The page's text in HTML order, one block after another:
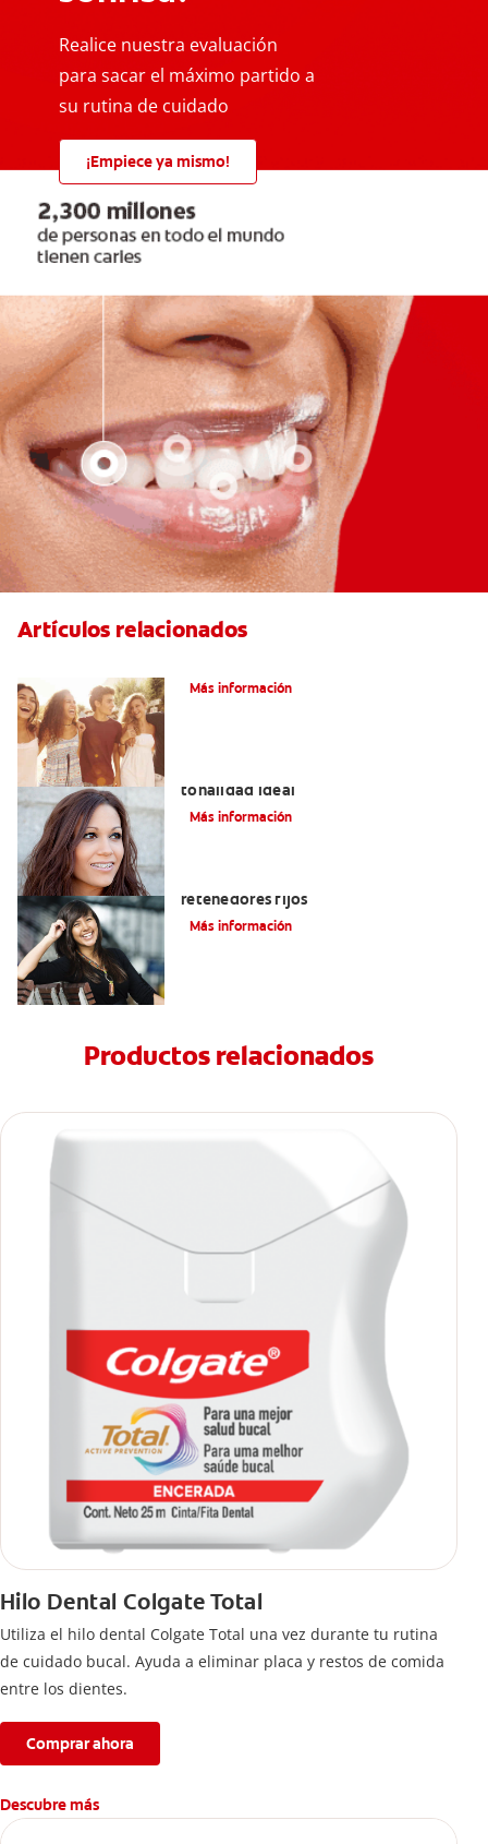
Realice nuestra evaluación
para sacar el máximo partido a
su rutina de cuidado
¡Empiece ya mismo!
Artículos relacionados
Más información
tonalidad ideal
Más información
retenedores fijos
Más información
Productos relacionados
Hilo Dental Colgate Total
Utiliza el hilo dental Colgate Total una vez durante tu rutina
de cuidado bucal. Ayuda a eliminar placa y restos de comida
entre los dientes.
Comprar ahora
Descubre más